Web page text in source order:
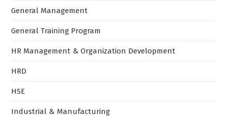
General Management
General Training Program
HR Management & Organization Development
HRD
HSE
Industrial & Manufacturing